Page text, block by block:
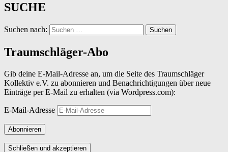
SUCHE
Suchen nach:
Traumschläger-Abo
Gib deine E-Mail-Adresse an, um die Seite des Traumschläger
Kollektiv e.V. zu abonnieren und Benachrichtigungen über neue
Einträge per E-Mail zu erhalten (via Wordpress.com):
E-Mail-Adresse
Abonnieren